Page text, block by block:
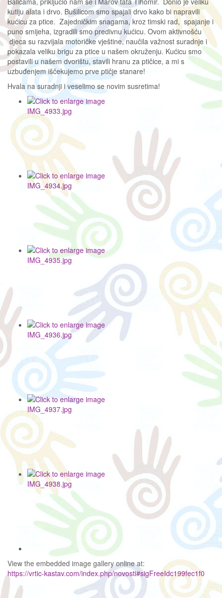
kutiju alata i drvo. Bušilicom smo spajali drvo kako bi napravili
kućicu za ptice. Zajedničkim snagama, kroz timski rad, spajanje i
puno smijeha, izgradili smo predivnu kućicu. Ovom aktivnošću
djeca su razvijala motoričke vještine, naučila važnost suradnje i
pokazala veliku brigu za ptice u našem okruženju. Kućicu smo
postavili u našem dvorištu, stavili hranu za ptičice, a mi s
uzbuđenjem iščekujemo prve ptičje stanare!
Hvala na suradnji i veselimo se novim susretima!
View the embedded image gallery online at:
https://vrtic-kastav.com/index.php/novosti#sigFreeIdc199fec1f0